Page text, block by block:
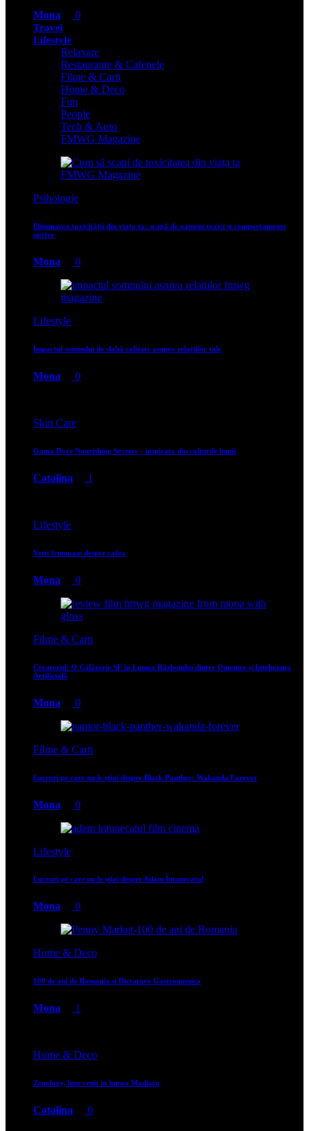
Mona 0
Travel
Lifestyle
Relaxare
Restaurante & Cafenele
Filme & Carti
Home & Deco
Fun
People
Tech & Auto
FMWG Magazine
Psihologie
Eliminarea toxicității din viața ta: scapă de oameni toxici și comportamente
nocive
Mona 0
Lifestyle
Impactul somnului de slabă calitate asupra relațiilor tale
Mona 0
Skin Care
Gama Dove Nourishing Secrets – inspirata din colturile lumii
Catalina 1
Lifestyle
Vesti frumoase despre cafea
Mona 0
Filme & Carti
Creatorul: O Călătorie SF în Lumea Războiului dintre Omenire și Inteligența
Artificială
Mona 0
Filme & Carti
Lucruri pe care nu le știai despre Black Panther: Wakanda Forever
Mona 0
Lifestyle
Lucruri pe care nu le știai despre Adam Întunecatul
Mona 0
Home & Deco
100 de ani de Romania si Dictatura Gastronomica
Mona 1
Home & Deco
Zenology, bun venit in lumea Madison
Catalina 0